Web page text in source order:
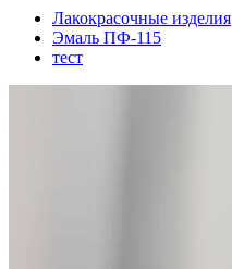
Лакокрасочные изделия
Эмаль ПФ-115
тест